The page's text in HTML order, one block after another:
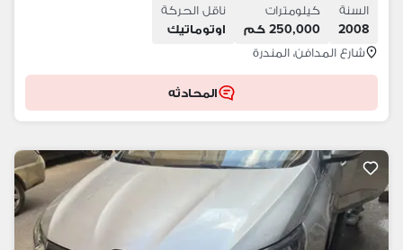
السنة
2008
كيلومترات
250,000 كم
ناقل الحركة
اوتوماتيك
شارع المدافن، المندرة
المحادثه